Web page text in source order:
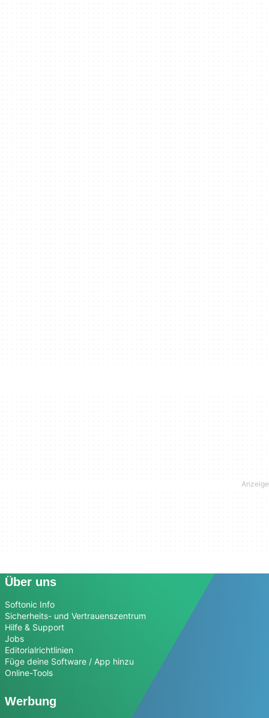
Über uns
Softonic Info
Sicherheits- und Vertrauenszentrum
Hilfe & Support
Jobs
Editorialrichtlinien
Füge deine Software / App hinzu
Online-Tools
Werbung